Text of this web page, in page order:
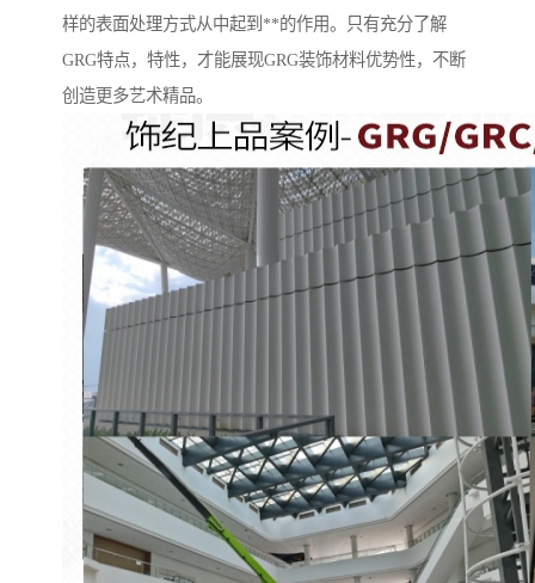
样的表面处理方式从中起到**的作用。只有充分了解
GRG特点，特性，才能展现GRG装饰材料优势性，不断
创造更多艺术精品。